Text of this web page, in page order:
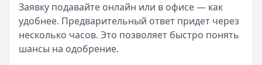
Заявку подавайте онлайн или в офисе — как
удобнее. Предварительный ответ придет через
несколько часов. Это позволяет быстро понять
шансы на одобрение.